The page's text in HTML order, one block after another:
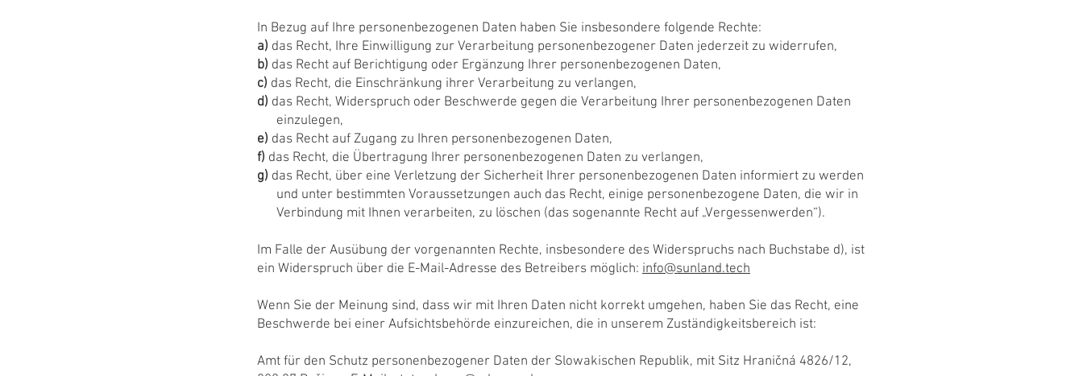
In Bezug auf Ihre personenbezogenen Daten haben Sie insbesondere folgende Rechte:
a) das Recht, Ihre Einwilligung zur Verarbeitung personenbezogener Daten jederzeit zu widerrufen,
b) das Recht auf Berichtigung oder Ergänzung Ihrer personenbezogenen Daten,
c) das Recht, die Einschränkung ihrer Verarbeitung zu verlangen,
d) das Recht, Widerspruch oder Beschwerde gegen die Verarbeitung Ihrer personenbezogenen Daten
einzulegen,
e) das Recht auf Zugang zu Ihren personenbezogenen Daten,
f) das Recht, die Übertragung Ihrer personenbezogenen Daten zu verlangen,
g) das Recht, über eine Verletzung der Sicherheit Ihrer personenbezogenen Daten informiert zu werden
und unter bestimmten Voraussetzungen auch das Recht, einige personenbezogene Daten, die wir in
Verbindung mit Ihnen verarbeiten, zu löschen (das sogenannte Recht auf „Vergessenwerden“).
Im Falle der Ausübung der vorgenannten Rechte, insbesondere des Widerspruchs nach Buchstabe d), ist
ein Widerspruch über die E-Mail-Adresse des Betreibers möglich: info@sunland.tech
Wenn Sie der Meinung sind, dass wir mit Ihren Daten nicht korrekt umgehen, haben Sie das Recht, eine
Beschwerde bei einer Aufsichtsbehörde einzureichen, die in unserem Zuständigkeitsbereich ist:
Amt für den Schutz personenbezogener Daten der Slowakischen Republik, mit Sitz Hraničná 4826/12,